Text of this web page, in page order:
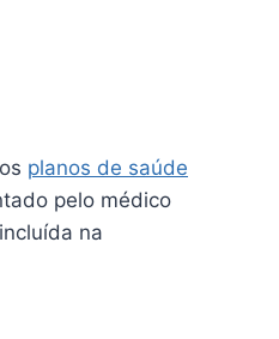
planos de saúde
pelo médico
na